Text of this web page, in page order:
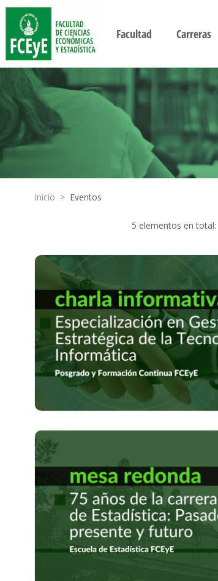
Facultad Carreras
Inicio > Eventos
5 elementos en total: